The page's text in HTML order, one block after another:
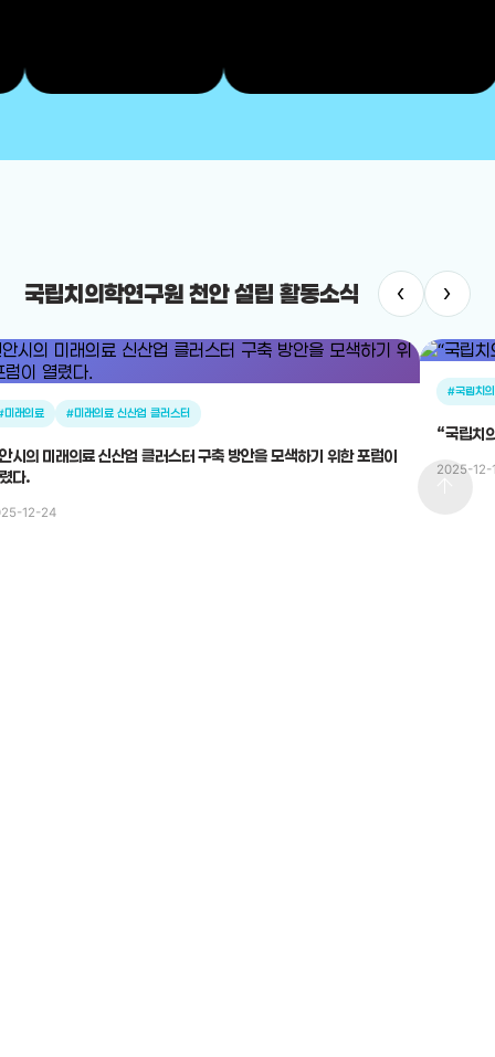
국립치의학연구원 천안 설립 활동소식 ‹ ›
미래의료 #미래의료 신산업 클러스터
시의 미래의료 신산업 클러스터 구축 방안을 모색하기 위한 포럼이
다.
12-24
#국립치
“국립치
2025-12-
arrow_upward